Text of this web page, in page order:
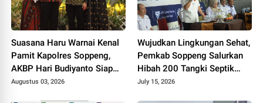
Suasana Haru Warnai Kenal
Pamit Kapolres Soppeng,
AKBP Hari Budiyanto Siap
Lanjutkan Sinergi untuk
Augustus 03, 2026
Wujudkan Lingkungan Sehat,
Pemkab Soppeng Salurkan
Hibah 200 Tangki Septik
untuk Warga
July 15, 2026